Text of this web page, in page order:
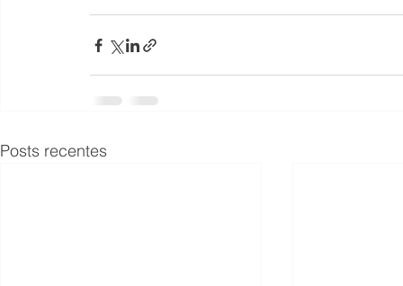
Posts recentes